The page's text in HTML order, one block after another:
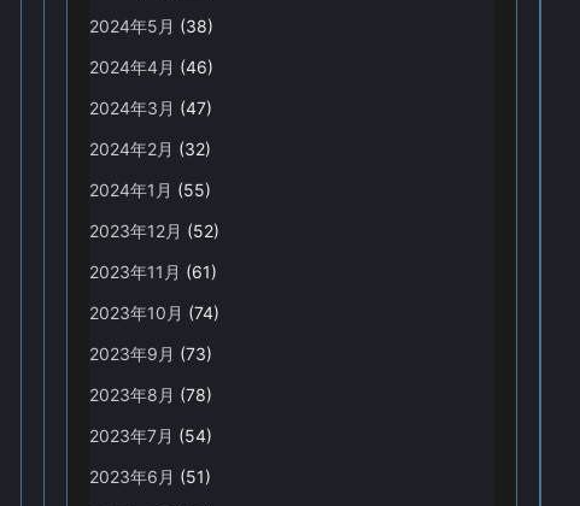
2024年5月 (38)
2024年4月 (46)
2024年3月 (47)
2024年2月 (32)
2024年1月 (55)
2023年12月 (52)
2023年11月 (61)
2023年10月 (74)
2023年9月 (73)
2023年8月 (78)
2023年7月 (54)
2023年6月 (51)